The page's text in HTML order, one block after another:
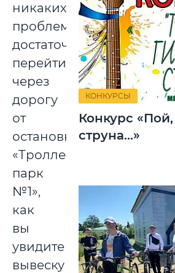
никаких
проблем–
достаточно
перейти
через
дорогу
от
остановки
«Троллейбусный
парк
№1»,
как
вы
увидите
вывеску
КОНКУРСЫ
Конкурс
струна...»